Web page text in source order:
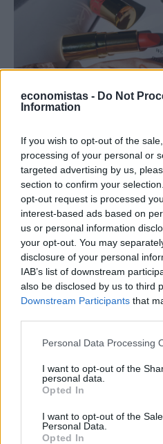
economistas - Do Not
Information
If you wish to opt-out of the
processing of your personal or
targeted advertising by us,
section to confirm your
opt-out request is processed
interest-based ads based on
us or personal information
your opt-out. You may
disclosure of your personal
IAB’s list of downstream
also be disclosed by us to third
Downstream Participants that
Personal Data Processing
I want to opt-out of the
personal data.
Opted In
I want to opt-out of the
Personal Data.
Opted In
Τι είναι το
οποίο πόνταρε η L’Oréal
Έχετε νιώσει ποτέ την ανάγκη να
να αισθανθείτε καλύτερα; Αν ναι,
του κραγιόν» περιγράφει
καταναλωτών να στρέφονται σε
αγορές, όπως τα καλλυντικά, σε
ψυχολογικής πίεσης.
NEWSROOM/05 Αυγ 2026